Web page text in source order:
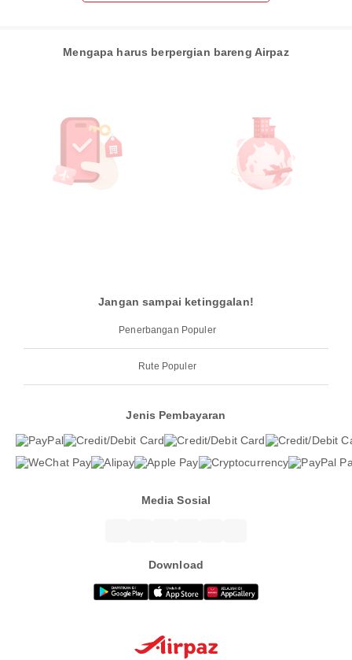
Mengapa harus berpergian bareng Airpaz
Jangan sampai ketinggalan!
Penerbangan Populer
Rute Populer
Jenis Pembayaran
Media Sosial
Download